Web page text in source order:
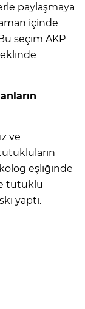
paylaşmaya
içinde
seçim AKP
ve
eşliğinde
tutuklu
yaptı.